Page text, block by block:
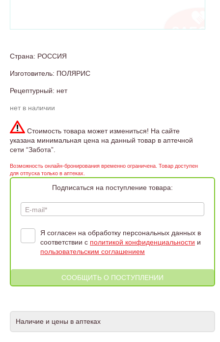
Страна: РОССИЯ
Изготовитель: ПОЛЯРИС
Рецептурный: нет
нет в наличии
Стоимость товара может измениться! На сайте
указана минимальная цена на данный товар в аптечной
сети “Забота”.
Возможность онлайн-бронирования временно ограничена. Товар доступен
для отпуска только в аптеках.
Подписаться на поступление товара:
E-mail*
Я согласен на обработку персональных данных в
соответствии с политикой конфиденциальности и
пользовательским соглашением
Наличие и цены в аптеках